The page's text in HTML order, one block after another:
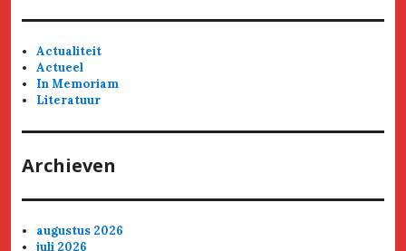
Actualiteit
Actueel
In Memoriam
Literatuur
Archieven
augustus 2026
juli 2026